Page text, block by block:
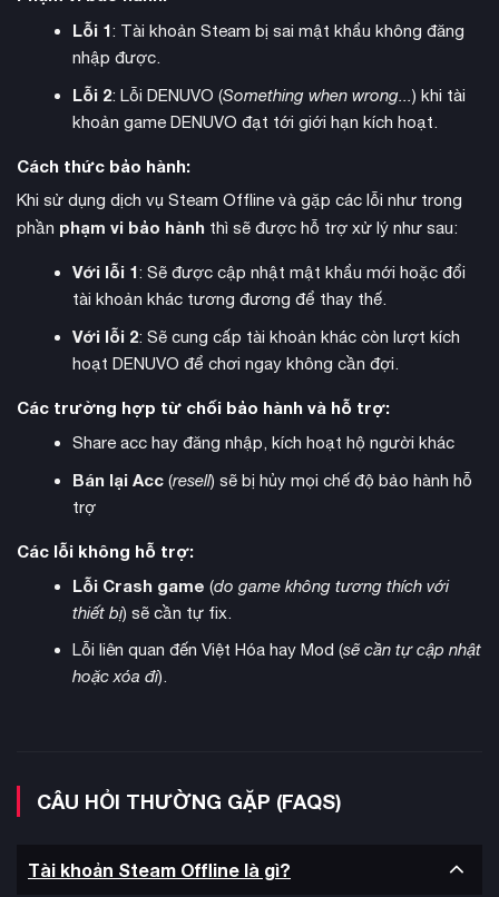
Các loại vũ khí ánh sáng đa dạng từ đèn pin thường, pháo
sáng, súng bắn pháo sáng đến
thiết bị chiếu sáng công
có thể xua đuổi hoàn toàn kẻ thù. Người chơi cần
quản lý tài nguyên như pin, đạn và pháo sáng một cách thông
minh để sinh tồn qua những cuộc tấn công dữ dội.
Đồ họa của game thể hiện xuất sắchiệu ứng ánh sáng và
bóng tối, tạo nên bầu không khí kinh dị đầy ám ảnh. Các khu
rừng Pacific Northwest được tái hiện một cách chân thực với
sương mù cuốn trôi và ánh trăng phản chiếu trên mặt nước,
Lỗi 1: Tài khoản Steam bị sai mật khẩu không đăng
nhập được.
Lỗi 2: Lỗi DENUVO (Something when wrong...) khi tài
khoản game DENUVO đạt tới giới hạn kích hoạt.
Cách thức bảo hành:
Khi sử dụng dịch vụ Steam Offline và gặp các lỗi như trong
phần phạm vi bảo hành thì sẽ được hỗ trợ xử lý như sau:
Với lỗi 1: Sẽ được cập nhật mật khẩu mới hoặc đổi
tài khoản khác tương đương để thay thế.
Với lỗi 2: Sẽ cung cấp tài khoản khác còn lượt kích
hoạt DENUVO để chơi ngay không cần đợi.
Các trường hợp từ chối bảo hành và hỗ trợ:
Share acc hay đăng nhập, kích hoạt hộ người khác
Bán lại Acc(resell) sẽ bị hủy mọi chế độ bảo hành hỗ
trợ
Các lỗi không hỗ trợ:
Lỗi Crash game (do game không tương thích với
thiết bị) sẽ cần tự fix.
Lỗi liên quan đến Việt Hóa hay Mod (sẽ cần tự cập nhật
hoặc xóa đi).
CÂU HỎI THƯỜNG GẶP (FAQS)
Tài khoản Steam Offline là gì?